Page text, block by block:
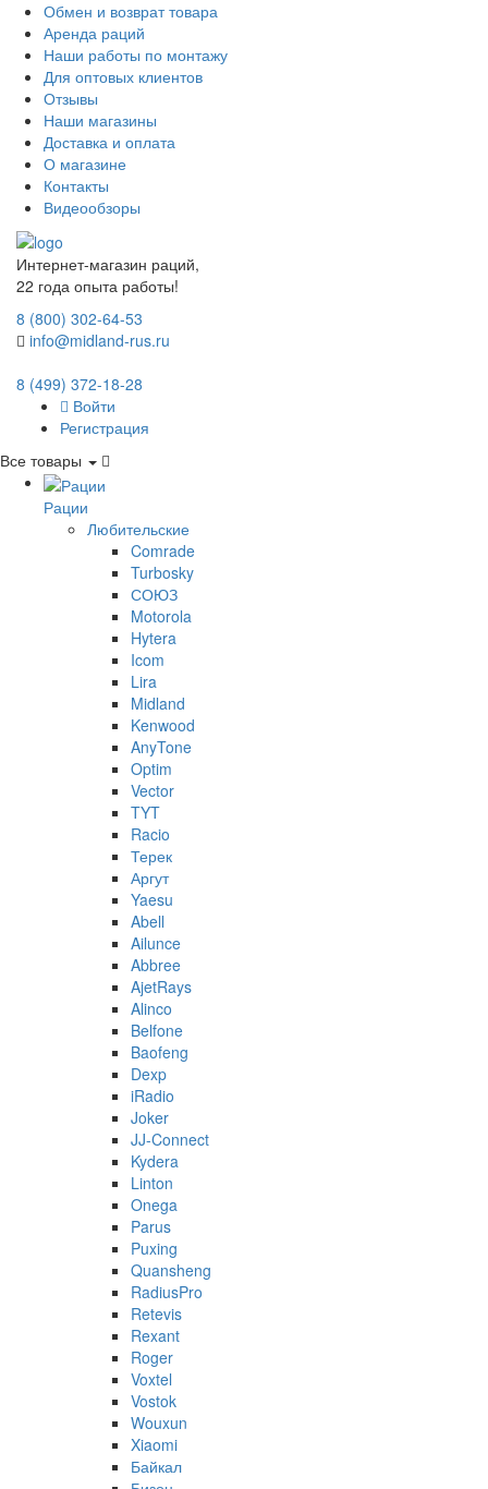
Обмен и возврат товара
Аренда раций
Наши работы по монтажу
Для оптовых клиентов
Отзывы
Наши магазины
Доставка и оплата
О магазине
Контакты
Видеообзоры
Интернет-магазин раций,
22 года опыта работы!
8 (800) 302-64-53
info@midland-rus.ru
8 (499) 372-18-28
Войти
Регистрация
Все товары
Рации
Любительские
Comrade
Turbosky
СОЮЗ
Motorola
Hytera
Icom
Lira
Midland
Kenwood
AnyTone
Optim
Vector
TYT
Racio
Терек
Аргут
Yaesu
Abell
Ailunce
Abbree
AjetRays
Alinco
Belfone
Baofeng
Dexp
iRadio
Joker
JJ-Connect
Kydera
Linton
Onega
Parus
Puxing
Quansheng
RadiusPro
Retevis
Rexant
Roger
Voxtel
Vostok
Wouxun
Xiaomi
Байкал